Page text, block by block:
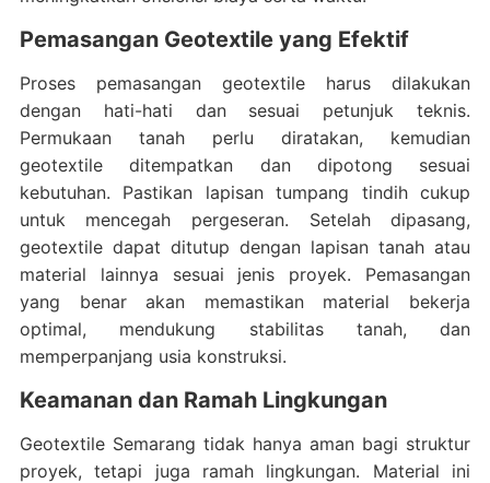
Pemasangan Geotextile yang Efektif
Proses pemasangan geotextile harus dilakukan
dengan hati-hati dan sesuai petunjuk teknis.
Permukaan tanah perlu diratakan, kemudian
geotextile ditempatkan dan dipotong sesuai
kebutuhan. Pastikan lapisan tumpang tindih cukup
untuk mencegah pergeseran. Setelah dipasang,
geotextile dapat ditutup dengan lapisan tanah atau
material lainnya sesuai jenis proyek. Pemasangan
yang benar akan memastikan material bekerja
optimal, mendukung stabilitas tanah, dan
memperpanjang usia konstruksi.
Keamanan dan Ramah Lingkungan
Geotextile Semarang tidak hanya aman bagi struktur
proyek, tetapi juga ramah lingkungan. Material ini